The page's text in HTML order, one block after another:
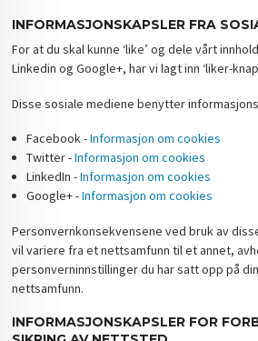
INFORMASJONSKAPSLER FRA
For at du skal kunne ‘like’ og dele vårt
Linkedin og Google+, har vi lagt inn ‘liker-
Disse sosiale mediene benytter
Facebook -Informasjon om cookies
Twitter -Informasjon om cookies
LinkedIn -Informasjon om cookies
Google+ -Informasjon om cookies
Personvernkonsekvensene ved bruk av
vil variere fra et nettsamfunn til et annet,
personverninnstillinger du har satt opp på
nettsamfunn.
INFORMASJONSKAPSLER FOR